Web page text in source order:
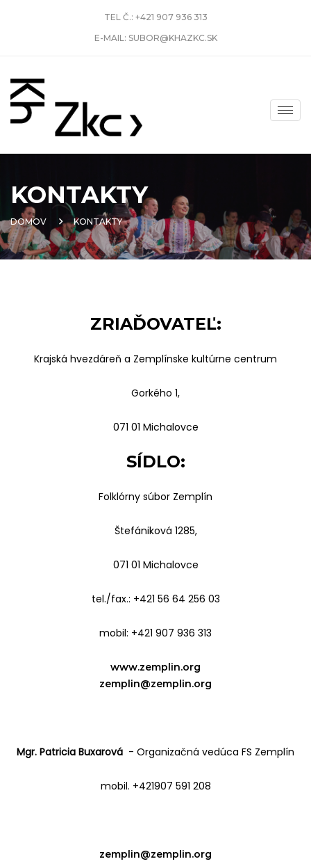
TEL Č.: +421 907 936 313
E-MAIL: SUBOR@KHAZKC.SK
KONTAKTY
DOMOV KONTAKTY
ZRIAĎOVATEĽ:
Krajská hvezdáreň a Zemplínske kultúrne centrum
Gorkého 1,
071 01 Michalovce
SÍDLO:
Folklórny súbor Zemplín
Štefániková 1285,
071 01 Michalovce
tel./fax.: +421 56 64 256 03
mobil: +421 907 936 313
www.zemplin.org
zemplin@zemplin.org
Mgr. Patricia Buxarová - Organizačná vedúca FS Zemplín
mobil. +421907 591 208
zemplin@zemplin.org